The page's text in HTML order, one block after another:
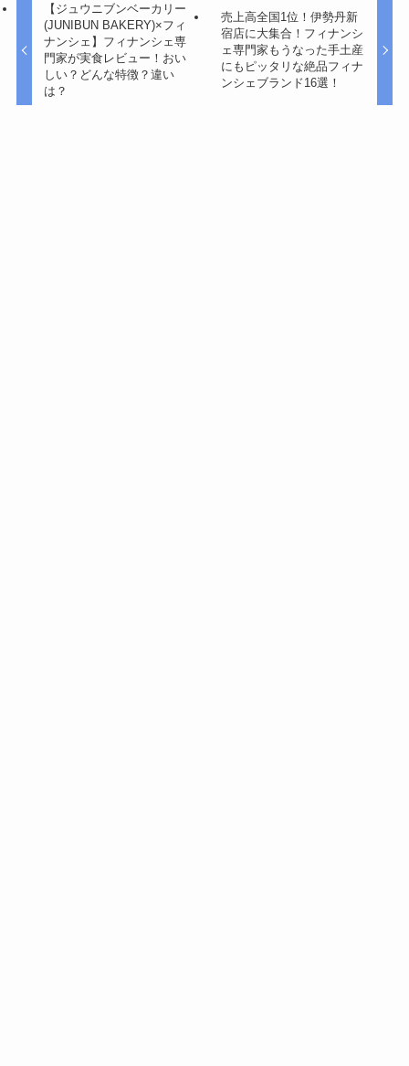
【ジュウニブンベーカリー
(JUNIBUN BAKERY)×フィ
ナンシェ】フィナンシェ専
門家が実食レビュー！おい
しい？どんな特徴？違い
は？
売上高全国1位！伊勢丹新
宿店に大集合！フィナンシ
ェ専門家もうなった手土産
にもピッタリな絶品フィナ
ンシェブランド16選！